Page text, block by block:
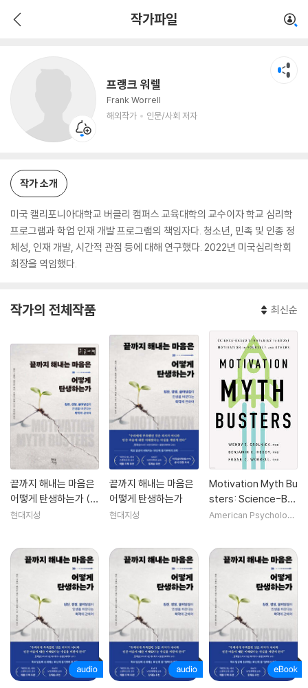
작가파일
프랭크 워렐
Frank Worrell
해외작가
인문/사회 저자
인문/사회 저자
작가 소개
미국 캘리포니아대학교 버클리 캠퍼스 교육대학의 교수이자 학교 심리학
프로그램과 학업 인재 개발 프로그램의 책임자다. 청소년, 민족 및 인종 정
체성, 인재 개발, 시간적 관점 등에 대해 연구했다. 2022년 미국심리학회
회장을 역임했다.
작가의 전체작품 최신순
끝까지 해내는 마음은
어떻게 탄생하는가 (큰
글자책)
현대지성
끝까지 해내는 마음은
어떻게 탄생하는가
현대지성
Motivation Myth Bu
sters: Science-Ba
sed Strategies to
ers
American Psychologi